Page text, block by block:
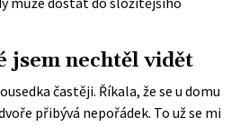
jsem nechtěl vidět
častěji. Říkala, že se u domu
přibývá nepořádek. To už se mi